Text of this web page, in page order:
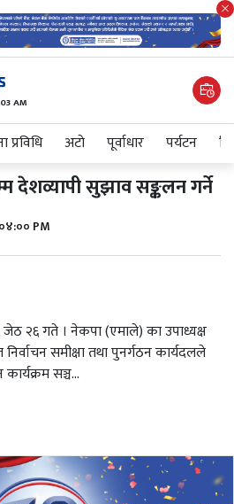
AM
प्रविधि अटाे पूर्वाधार पर्यटन
देशव्यापी सुझाव सङ्कलन गर्ने
PM
जेठ २६ गते । नेकपा (एमाले) का उपाध्यक्ष
समीक्षा तथा पुनर्गठन कार्यदलले
सञ्च...